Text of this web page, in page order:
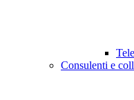
Consulenti e